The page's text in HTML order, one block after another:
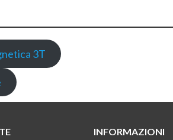
3T
INFORMAZIONI